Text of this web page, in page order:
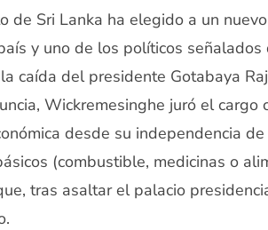
de Sri Lanka ha elegido a un
y uno de los políticos
caída del presidente Gotabaya
Wickremesinghe juró el
desde su independencia
(combustible, medicinas o
tras asaltar el palacio